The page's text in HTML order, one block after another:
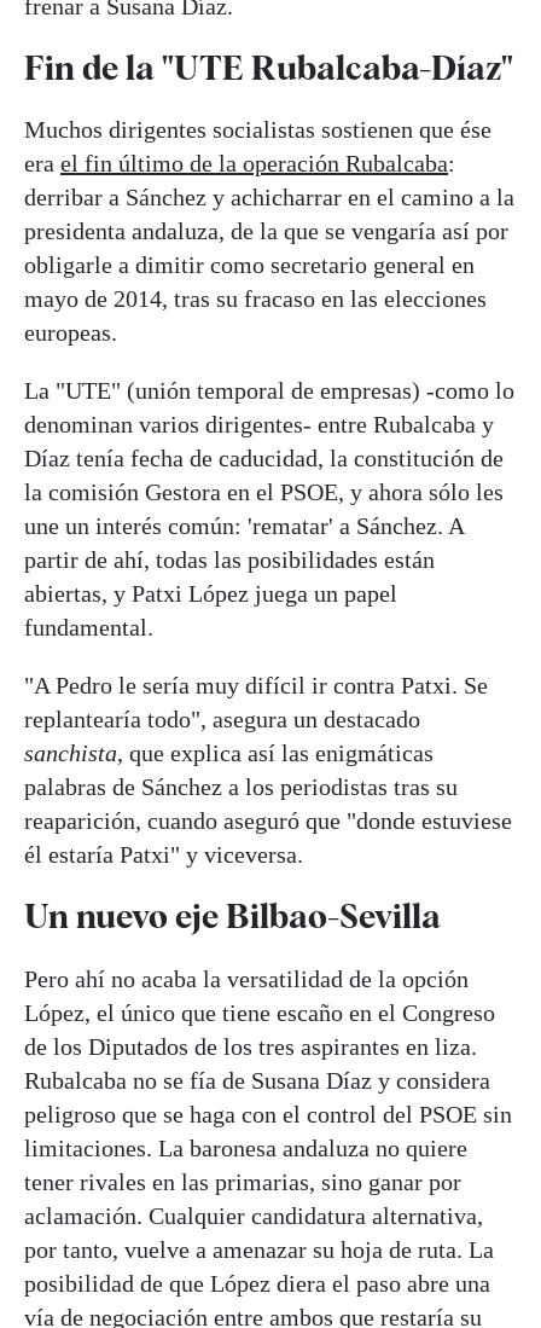
frenar a Susana Díaz.
Fin de la "UTE Rubalcaba-Díaz"
Muchos dirigentes socialistas sostienen que ése
era el fin último de la operación Rubalcaba:
derribar a Sánchez y achicharrar en el camino a la
presidenta andaluza, de la que se vengaría así por
obligarle a dimitir como secretario general en
mayo de 2014, tras su fracaso en las elecciones
europeas.
La "UTE" (unión temporal de empresas) -como lo
denominan varios dirigentes- entre Rubalcaba y
Díaz tenía fecha de caducidad, la constitución de
la comisión Gestora en el PSOE, y ahora sólo les
une un interés común: 'rematar' a Sánchez. A
partir de ahí, todas las posibilidades están
abiertas, y Patxi López juega un papel
fundamental.
"A Pedro le sería muy difícil ir contra Patxi. Se
replantearía todo", asegura un destacado
sanchista, que explica así las enigmáticas
palabras de Sánchez a los periodistas tras su
reaparición, cuando aseguró que "donde estuviese
él estaría Patxi" y viceversa.
Un nuevo eje Bilbao-Sevilla
Pero ahí no acaba la versatilidad de la opción
López, el único que tiene escaño en el Congreso
de los Diputados de los tres aspirantes en liza.
Rubalcaba no se fía de Susana Díaz y considera
peligroso que se haga con el control del PSOE sin
limitaciones. La baronesa andaluza no quiere
tener rivales en las primarias, sino ganar por
aclamación. Cualquier candidatura alternativa,
por tanto, vuelve a amenazar su hoja de ruta. La
posibilidad de que López diera el paso abre una
vía de negociación entre ambos que restaría su